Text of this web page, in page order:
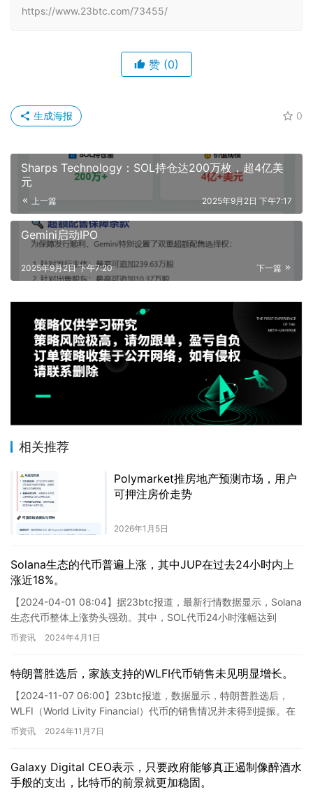
https://www.23btc.com/73455/
赞 (0)
0
生成海报
Sharps Technology：SOL持仓达200万枚，超4亿美
元
上一篇 2025年9月2日 下午7:17
Gemini启动IPO
下一篇
2025年9月2日 下午7:20
相关推荐
Polymarket推房地产预测市场，用户
可押注房价走势
2026年1月5日
Solana生态的代币普遍上涨，其中JUP在过去24小时内上
涨近18%。
【2024-04-01 08:04】据23btc报道，最新行情数据显示，Solana
生态代币整体上涨势头强劲。其中，SOL代币24小时涨幅达到
4.01%，目前报价202.78美元；…
币资讯 2024年4月1日
特朗普胜选后，家族支持的WLFI代币销售未见明显增长。
【2024-11-07 06:00】23btc报道，数据显示，特朗普胜选后，
WLFI（World Livity Financial）代币的销售情况并未得到提振。在
过去的24小时内，…
币资讯 2024年11月7日
Galaxy Digital CEO表示，只要政府能够真正遏制像醉酒水
手般的支出，比特币的前景就更加稳固。